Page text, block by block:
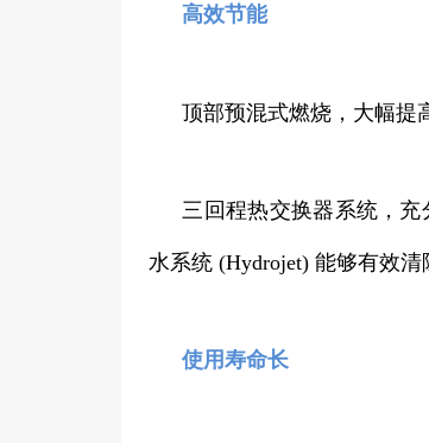
高效节能
顶部预混式燃烧，大幅提
三回程热交换器系统，
水系统 (Hydrojet) 能够有效
使用寿命长